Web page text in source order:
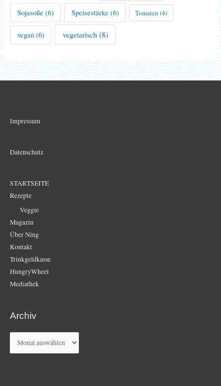
Sojasoße (6) Speisestärke (6) Tomaten (4)
vegan (6) vegetarisch (8)
Impressum
Datenschutz
STARTSEITE
Rezepte
Veggie
Magazin
Über Ning
Kontakt
Trinkgeldkasse
HungryWheel
Mediathek
Archiv